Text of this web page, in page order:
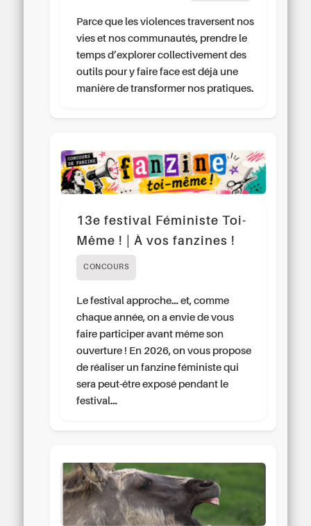
Parce que les violences traversent nos
vies et nos communautés, prendre le
temps d’explorer collectivement des
outils pour y faire face est déjà une
manière de transformer nos pratiques.
13e festival Féministe Toi-
Même ! | À vos fanzines !
CONCOURS
Le festival approche… et, comme
chaque année, on a envie de vous
faire participer avant même son
ouverture ! En 2026, on vous propose
de réaliser un fanzine féministe qui
sera peut-être exposé pendant le
festival…